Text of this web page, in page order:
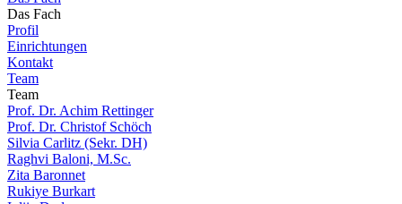
Das Fach
Profil
Einrichtungen
Kontakt
Team
Team
Prof. Dr. Achim Rettinger
Prof. Dr. Christof Schöch
Silvia Carlitz (Sekr. DH)
Raghvi Baloni, M.Sc.
Zita Baronnet
Rukiye Burkart